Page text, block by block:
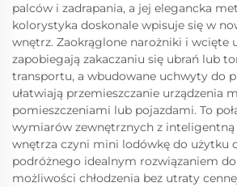
palców i zadrapania, a jej elegancka
kolorystyka doskonale wpisuje się w
wnętrz. Zaokrąglone narożniki i wcięte
zapobiegają zakaczaniu się ubrań lub
transportu, a wbudowane uchwyty do
ułatwiają przemieszczanie urządzenia
pomieszczeniami lub pojazdami. To
wymiarów zewnętrznych z inteligentną
wnętrza czyni mini lodówkę do użytku
podróżnego idealnym rozwiązaniem
możliwości chłodzenia bez utraty